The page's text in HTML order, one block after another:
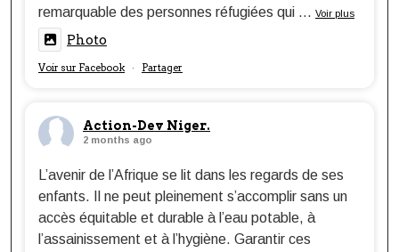
remarquable des personnes réfugiées qui ... Voir plus
Photo
Voir sur Facebook · Partager
Action-Dev Niger.
2 months ago
L’avenir de l’Afrique se lit dans les regards de ses
enfants. Il ne peut pleinement s’accomplir sans un
accès équitable et durable à l’eau potable, à
l’assainissement et à l’hygiène. Garantir ces